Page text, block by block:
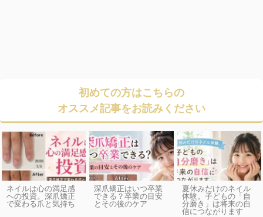
初めての方はこちらの
オススメ記事をお読みください
ネイルは心の満足感
への投資。深爪矯正
で変わる爪と気持ち
深爪矯正はいつ卒業
できる？卒業の目安
とその後のケア
夏休みだけのネイル
体験。子どもの「自
分磨き」は将来の自
信につながります